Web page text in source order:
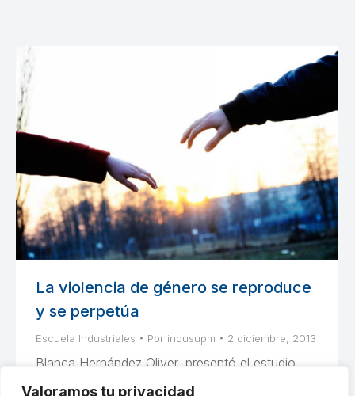
Valoramos tu privacidad
La violencia de género se reproduce
y se perpetúa
Escuela Industriales Por indusupm 2 diciembre, 2013
Blanca Hernández Oliver, presentó el estudio
“La juventud universitaria ante la igualdad y la